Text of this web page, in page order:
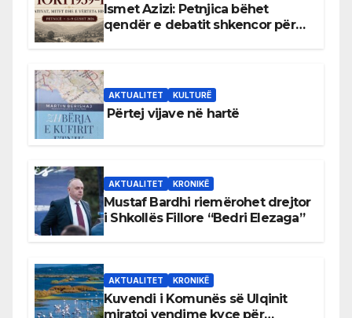
Ismet Azizi: Petnjica bëhet
qendër e debatit shkencor për
AKTUALITET KULTURË
Përtej vijave në hartë
AKTUALITET KRONIKË
Mustaf Bardhi riemërohet drejtor
i Shkollës Fillore “Bedri Elezaga”
AKTUALITET KRONIKË
Kuvendi i Komunës së Ulqinit
miratoi vendime kyçe për